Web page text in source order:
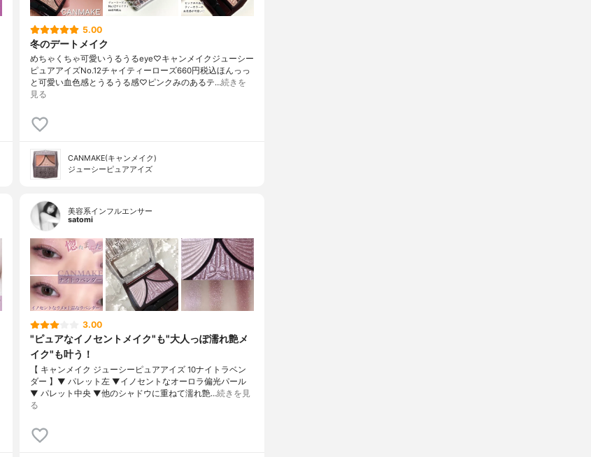
5.00
冬のデートメイク
めちゃくちゃ可愛いうるうるeye♡キャンメイクジューシー
ピュアアイズNo.12チャイティーローズ660円税込ほんっっ
と可愛い血色感とうるうる感♡ピンクみのあるテ…続きを
見る
CANMAKE(キャンメイク)
ジューシーピュアアイズ
美容系インフルエンサー
satomi
3.00
"ピュアなイノセントメイク"も"大人っぽ濡れ艶メ
イク"も叶う！
【 キャンメイク ジューシーピュアアイズ 10ナイトラベン
ダー 】▼ パレット左 ▼イノセントなオーロラ偏光パール
▼ パレット中央 ▼他のシャドウに重ねて濡れ艶…続きを見
る